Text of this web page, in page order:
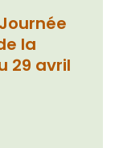
le 29 avril, en
Jean-Georges
français
le père de la
de célébrer la
la
29 avril